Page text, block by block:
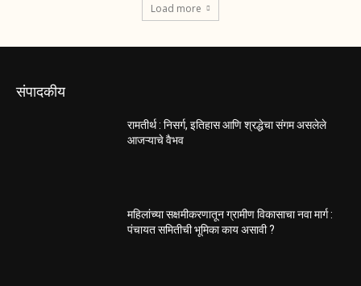
Load more
संपादकीय
रामतीर्थ : निसर्ग, इतिहास आणि श्रद्धेचा संगम असलेले
आजऱ्याचे वैभव
महिलांच्या सक्षमीकरणातून ग्रामीण विकासाचा नवा मार्ग :
पंचायत समितीची भूमिका काय असावी ?